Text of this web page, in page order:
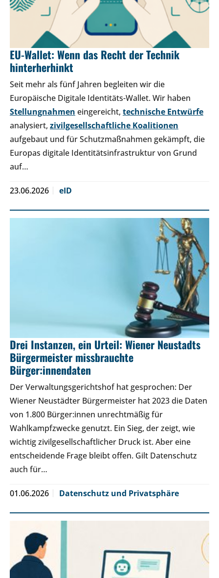
EU-Wallet: Wenn das Recht der Technik
hinterherhinkt
Seit mehr als fünf Jahren begleiten wir die
Europäische Digitale Identitäts-Wallet. Wir haben
Stellungnahmen eingereicht, technische Entwürfe
analysiert, zivilgesellschaftliche Koalitionen
aufgebaut und für Schutzmaßnahmen gekämpft, die
Europas digitale Identitätsinfrastruktur von Grund
auf…
23.06.2026 eID
Drei Instanzen, ein Urteil: Wiener Neustadts
Bürgermeister missbrauchte
Bürger:innendaten
Der Verwaltungsgerichtshof hat gesprochen: Der
Wiener Neustädter Bürgermeister hat 2023 die Daten
von 1.800 Bürger:innen unrechtmäßig für
Wahlkampfzwecke genutzt. Ein Sieg, der zeigt, wie
wichtig zivilgesellschaftlicher Druck ist. Aber eine
entscheidende Frage bleibt offen. Gilt Datenschutz
auch für…
01.06.2026 Datenschutz und Privatsphäre